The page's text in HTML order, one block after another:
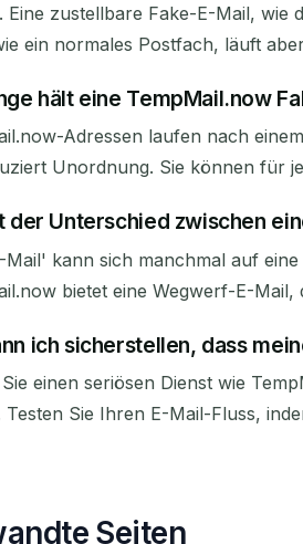
Eine zustellbare Fake-E-Mail, wie
ein normales Postfach, läuft
hält eine TempMail.now
Adressen laufen nach
Unordnung. Sie können für
der Unterschied zwischen
Mail' kann sich manchmal auf
bietet eine Wegwerf-E-
ich sicherstellen, dass
einen seriösen Dienst wie
Testen Sie Ihren E-Mail-Fluss,
Seiten